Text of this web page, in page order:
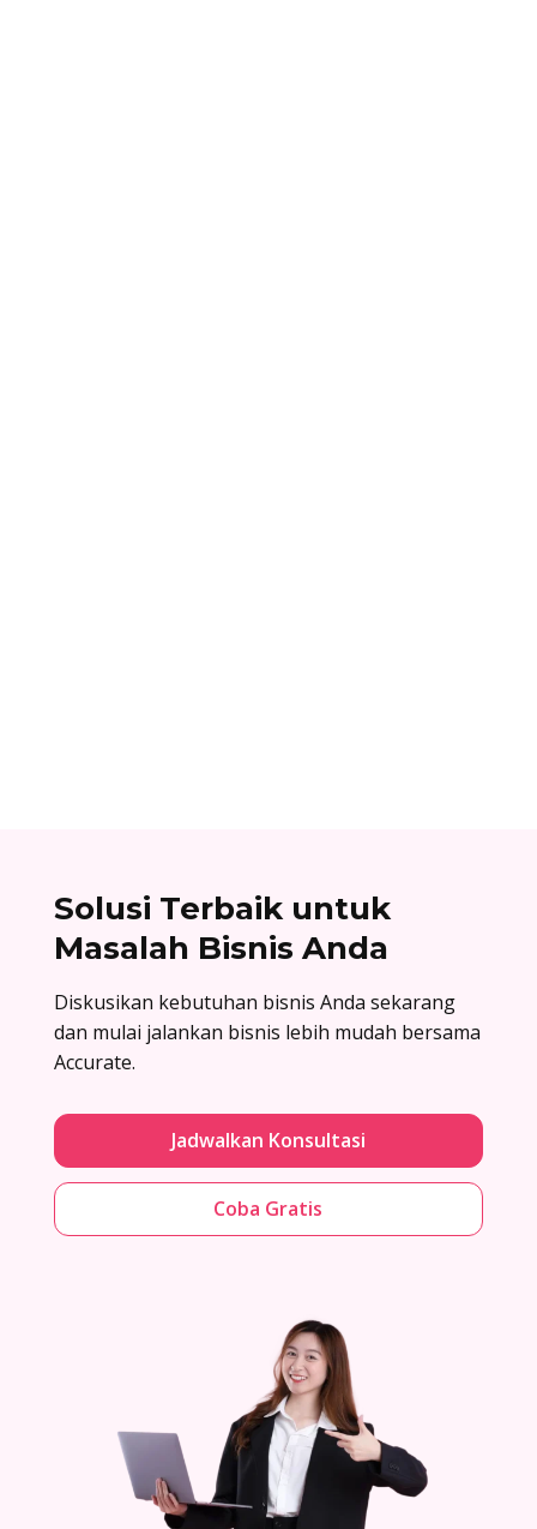
Solusi Terbaik untuk
Masalah Bisnis Anda
Diskusikan kebutuhan bisnis Anda sekarang
dan mulai jalankan bisnis lebih mudah bersama
Accurate.
Jadwalkan Konsultasi
Coba Gratis